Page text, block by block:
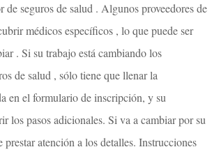
de seguros de salud . Algunos proveedores de
médicos específicos , lo que puede ser
. Si su trabajo está cambiando los
de salud , sólo tiene que llenar la
en el formulario de inscripción, y su
los pasos adicionales. Si va a cambiar por su
prestar atención a los detalles. Instrucciones